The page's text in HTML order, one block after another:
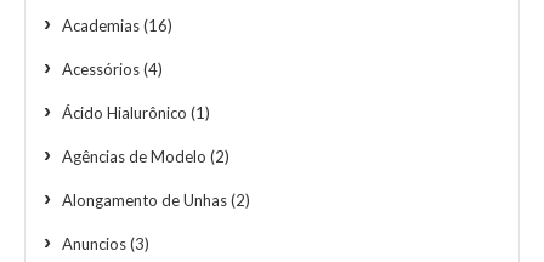
Academias(16)
Acessórios(4)
Ácido Hialurônico (1)
Agências de Modelo (2)
Alongamento de Unhas(2)
Anuncios(3)